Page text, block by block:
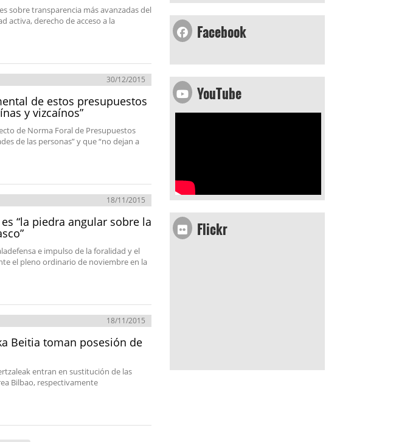
sobre transparencia más avanzadas del
activa, derecho de acceso a la
30/12/2015
de estos presupuestos
y vizcaínos”
de Norma Foral de Presupuestos
de las personas” y que “no dejan a
18/11/2015
“la piedra angular sobre la
e impulso de la foralidad y el
el pleno ordinario de noviembre en la
18/11/2015
Beitia toman posesión de
entran en sustitución de las
Bilbao, respectivamente
Facebook
YouTube
Flickr